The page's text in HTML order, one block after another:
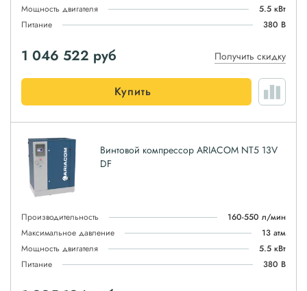
Мощность двигателя
5.5 кВт
Питание
380 В
1 046 522 руб Получить скидку
Купить
Винтовой компрессор ARIACOM NT5 13V
DF
Производительность
160-550 л/мин
Максимальное давление
13 атм
Мощность двигателя
5.5 кВт
Питание
380 В